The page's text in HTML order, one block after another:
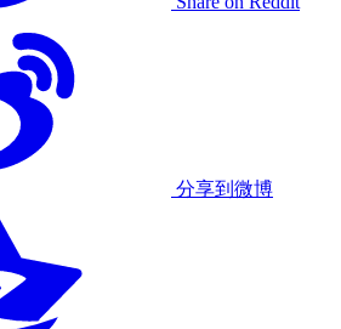
分享到微博